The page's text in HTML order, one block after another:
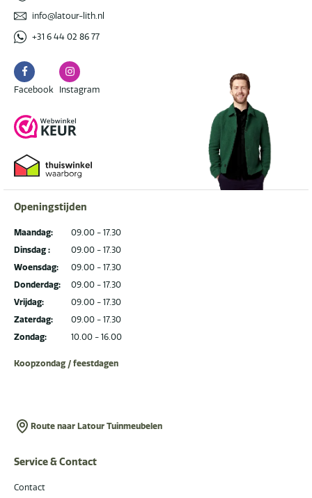
info@latour-lith.nl
+31 6 44 02 86 77
Facebook
Facebook
Instagram
Instagram
Openingstijden
Maandag:
Dinsdag :
Woensdag:
Donderdag:
Vrijdag:
Zaterdag:
Zondag:
09.00 - 17.30
09.00 - 17.30
09.00 - 17.30
09.00 - 17.30
09.00 - 17.30
09.00 - 17.30
10.00 - 16.00
Koopzondag / feestdagen
Route naar Latour Tuinmeubelen
Service & Contact
Contact